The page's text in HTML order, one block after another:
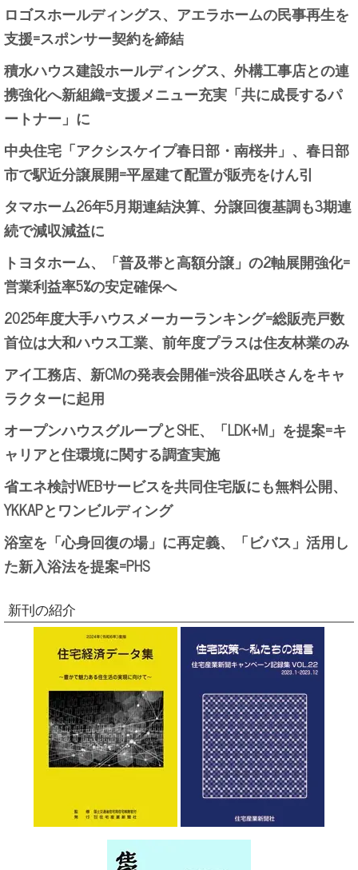
ロゴスホールディングス、アエラホームの民事再生を
支援=スポンサー契約を締結
積水ハウス建設ホールディングス、外構工事店との連
携強化へ新組織=支援メニュー充実「共に成長するパ
ートナー」に
中央住宅「アクシスケイプ春日部・南桜井」、春日部
市で駅近分譲展開=平屋建て配置が販売をけん引
タマホーム26年5月期連結決算、分譲回復基調も3期連
続で減収減益に
トヨタホーム、「普及帯と高額分譲」の2軸展開強化=
営業利益率5%の安定確保へ
2025年度大手ハウスメーカーランキング=総販売戸数
首位は大和ハウス工業、前年度プラスは住友林業のみ
アイ工務店、新CMの発表会開催=渋谷凪咲さんをキャ
ラクターに起用
オープンハウスグループとSHE、「LDK+M」を提案=キ
ャリアと住環境に関する調査実施
省エネ検討WEBサービスを共同住宅版にも無料公開、
YKKAPとワンビルディング
浴室を「心身回復の場」に再定義、「ビバス」活用し
た新入浴法を提案=PHS
新刊の紹介